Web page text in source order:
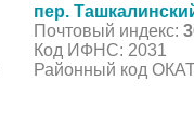
пер.
Почтовый индекс:
Код ИФНС: 2031
Районный код